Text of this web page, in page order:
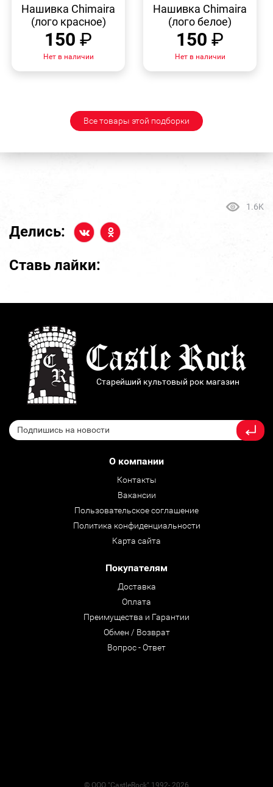
ПРОСМОТР
Нашивка Chimaira
(лого красное)
150 ₽
Нет в наличии
ПРОСМОТР
Нашивка Chimaira
(лого белое)
150 ₽
Нет в наличии
Все товары этой подборки
1.6K
Делись:
Ставь лайки:
Старейший культовый рок магазин
О компании
Контакты
Вакансии
Пользовательское соглашение
Политика конфиденциальности
Карта сайта
Покупателям
Доставка
Оплата
Преимущества и Гарантии
Обмен / Возврат
Вопрос - Ответ
© ООО "CastleRock" 1992- 2026